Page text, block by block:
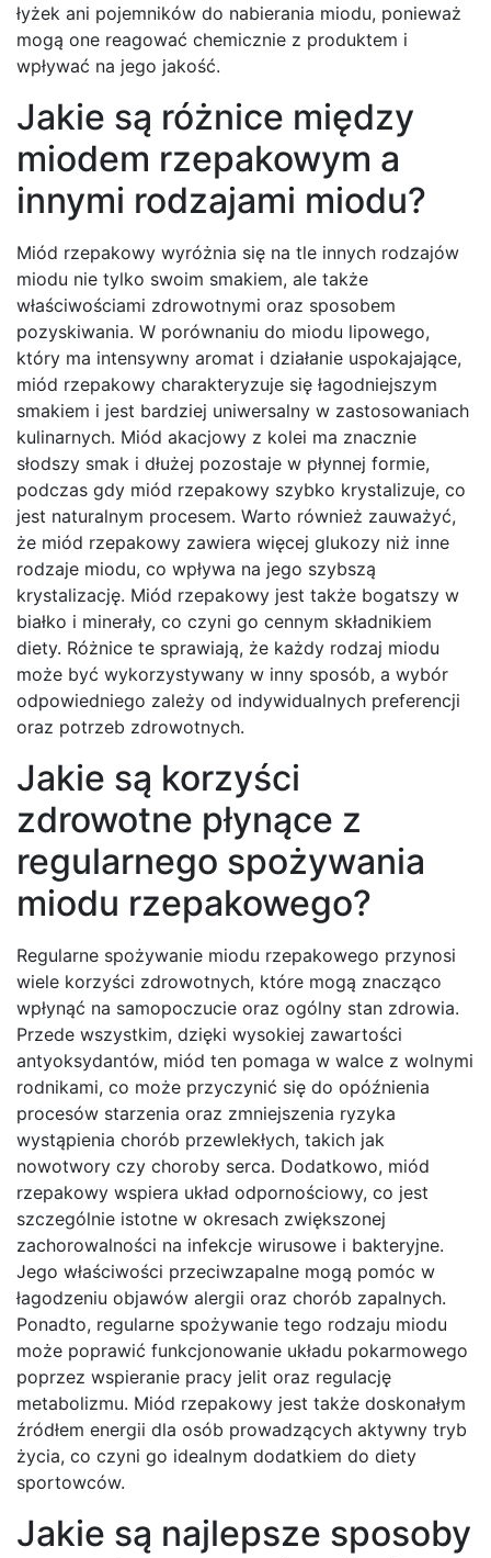
łyżek ani pojemników do nabierania miodu, ponieważ
mogą one reagować chemicznie z produktem i
wpływać na jego jakość.
Jakie są różnice między
miodem rzepakowym a
innymi rodzajami miodu?
Miód rzepakowy wyróżnia się na tle innych rodzajów
miodu nie tylko swoim smakiem, ale także
właściwościami zdrowotnymi oraz sposobem
pozyskiwania. W porównaniu do miodu lipowego,
który ma intensywny aromat i działanie uspokajające,
miód rzepakowy charakteryzuje się łagodniejszym
smakiem i jest bardziej uniwersalny w zastosowaniach
kulinarnych. Miód akacjowy z kolei ma znacznie
słodszy smak i dłużej pozostaje w płynnej formie,
podczas gdy miód rzepakowy szybko krystalizuje, co
jest naturalnym procesem. Warto również zauważyć,
że miód rzepakowy zawiera więcej glukozy niż inne
rodzaje miodu, co wpływa na jego szybszą
krystalizację. Miód rzepakowy jest także bogatszy w
białko i minerały, co czyni go cennym składnikiem
diety. Różnice te sprawiają, że każdy rodzaj miodu
może być wykorzystywany w inny sposób, a wybór
odpowiedniego zależy od indywidualnych preferencji
oraz potrzeb zdrowotnych.
Jakie są korzyści
zdrowotne płynące z
regularnego spożywania
miodu rzepakowego?
Regularne spożywanie miodu rzepakowego przynosi
wiele korzyści zdrowotnych, które mogą znacząco
wpłynąć na samopoczucie oraz ogólny stan zdrowia.
Przede wszystkim, dzięki wysokiej zawartości
antyoksydantów, miód ten pomaga w walce z wolnymi
rodnikami, co może przyczynić się do opóźnienia
procesów starzenia oraz zmniejszenia ryzyka
wystąpienia chorób przewlekłych, takich jak
nowotwory czy choroby serca. Dodatkowo, miód
rzepakowy wspiera układ odpornościowy, co jest
szczególnie istotne w okresach zwiększonej
zachorowalności na infekcje wirusowe i bakteryjne.
Jego właściwości przeciwzapalne mogą pomóc w
łagodzeniu objawów alergii oraz chorób zapalnych.
Ponadto, regularne spożywanie tego rodzaju miodu
może poprawić funkcjonowanie układu pokarmowego
poprzez wspieranie pracy jelit oraz regulację
metabolizmu. Miód rzepakowy jest także doskonałym
źródłem energii dla osób prowadzących aktywny tryb
życia, co czyni go idealnym dodatkiem do diety
sportowców.
Jakie są najlepsze sposoby